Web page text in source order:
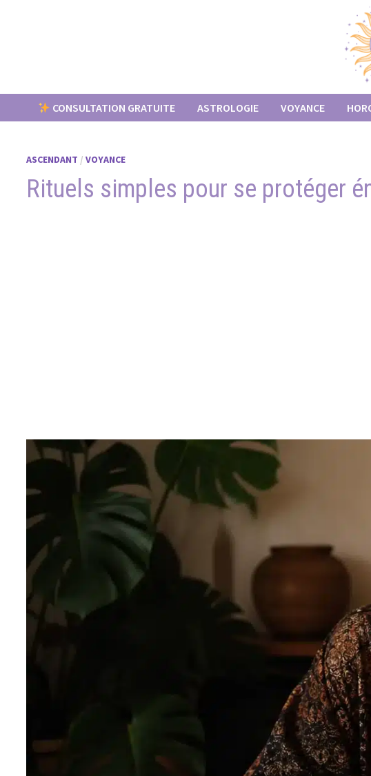
CONSULTATION GRATUITE ASTROLOGIE VOYANCE
ASCENDANT /VOYANCE
Rituels simples pour se protéger